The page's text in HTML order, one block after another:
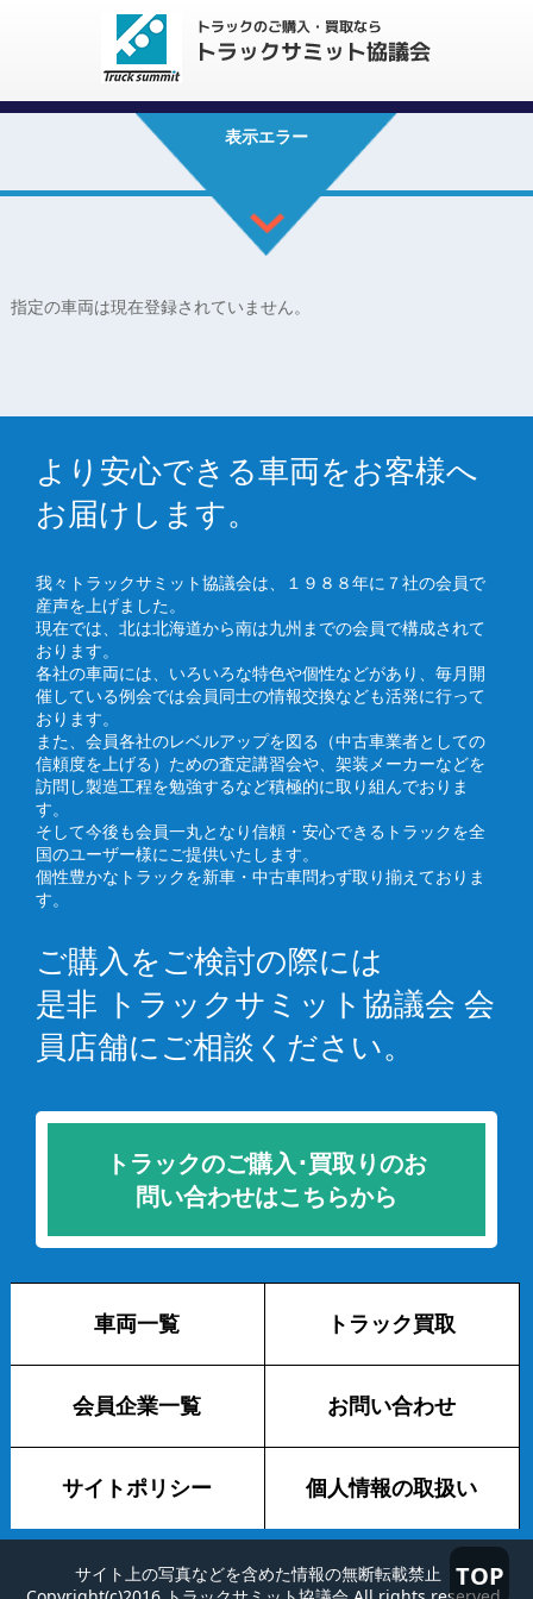
TOP
表示エラー
指定の車両は現在登録されていません。
より安心できる車両をお客様へ
お届けします。
我々トラックサミット協議会は、１９８８年に７社の会員で
産声を上げました。
現在では、北は北海道から南は九州までの会員で構成されて
おります。
各社の車両には、いろいろな特色や個性などがあり、毎月開
催している例会では会員同士の情報交換なども活発に行って
おります。
また、会員各社のレベルアップを図る（中古車業者としての
信頼度を上げる）ための査定講習会や、架装メーカーなどを
訪問し製造工程を勉強するなど積極的に取り組んでおりま
す。
そして今後も会員一丸となり信頼・安心できるトラックを全
国のユーザー様にご提供いたします。
個性豊かなトラックを新車・中古車問わず取り揃えておりま
す。
ご購入をご検討の際には
是非 トラックサミット協議会 会
員店舗にご相談ください。
トラックのご購入･買取りのお
問い合わせはこちらから
車両一覧 トラック買取
会員企業一覧 お問い合わせ
サイトポリシー 個人情報の取扱い
サイト上の写真などを含めた情報の無断転載禁止